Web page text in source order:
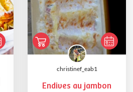
christinef_eab1
Endives au jambon